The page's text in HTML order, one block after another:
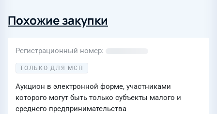
Похожие закупки
Регистрационный номер
ТОЛЬКО ДЛЯ МСП
Аукцион в электронной форме, участниками
которого могут быть только субъекты малого и
среднего предпринимательства